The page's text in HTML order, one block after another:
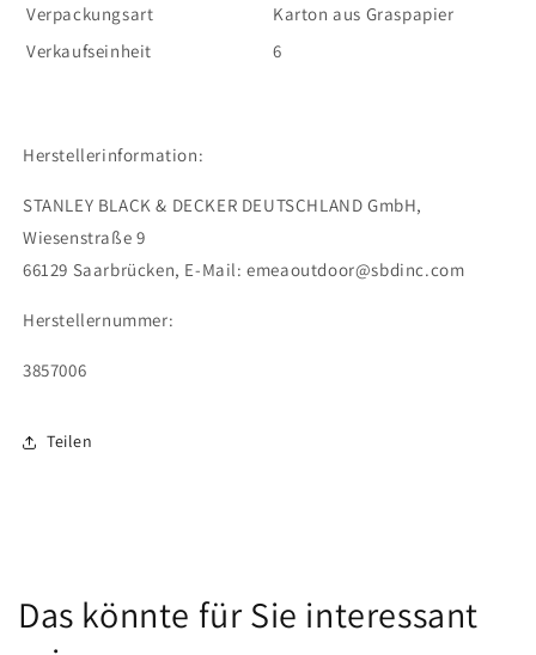
Verpackungsart
Karton aus Graspapier
Verkaufseinheit
6
Herstellerinformation:
STANLEY BLACK & DECKER DEUTSCHLAND GmbH,
Wiesenstraße 9
66129 Saarbrücken, E-Mail:emeaoutdoor@sbdinc.com
Herstellernummer:
3857006
Teilen
Das könnte für Sie interessant